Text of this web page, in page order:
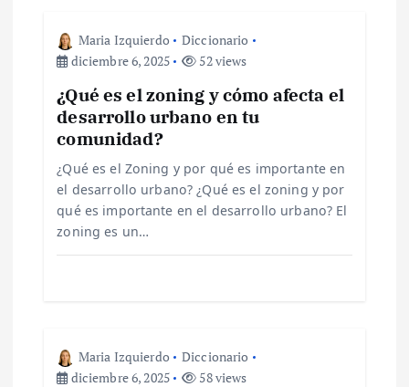
Maria Izquierdo
Diccionario
diciembre 6, 2025
52 views
¿Qué es el zoning y cómo afecta el
desarrollo urbano en tu
comunidad?
¿Qué es el Zoning y por qué es importante en
el desarrollo urbano? ¿Qué es el zoning y por
qué es importante en el desarrollo urbano? El
zoning es un…
Maria Izquierdo
Diccionario
diciembre 6, 2025
58 views